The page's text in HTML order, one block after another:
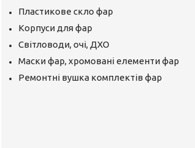
Пластикове скло фар
Корпуси для фар
Світловоди, очі, ДХО
Маски фар, хромовані елементи фар
Ремонтні вушка комплектів фар